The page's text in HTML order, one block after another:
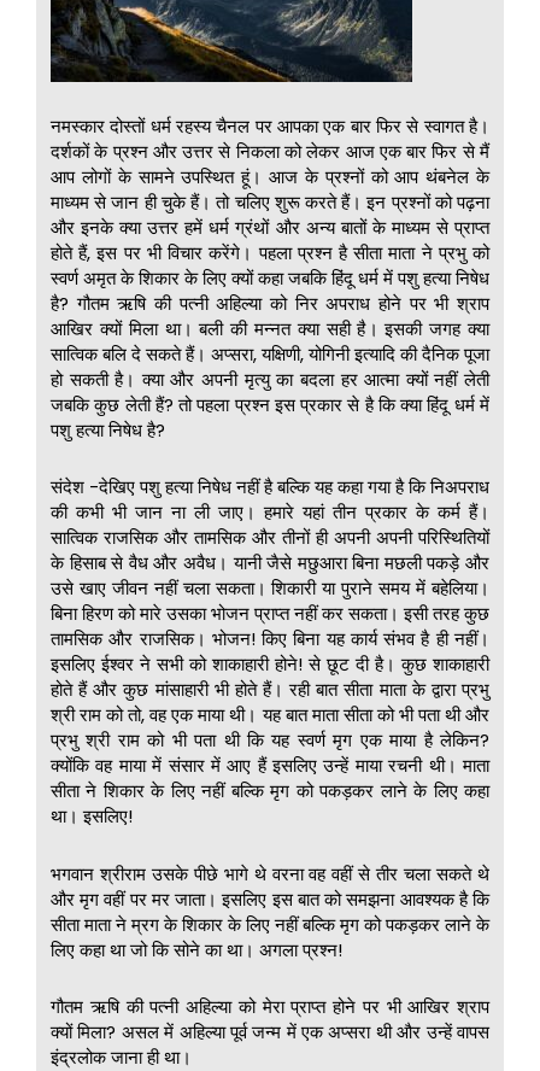
नमस्कार दोस्तों धर्म रहस्य चैनल पर आपका एक बार फिर से स्वागत है।
दर्शकों के प्रश्न और उत्तर से निकला को लेकर आज एक बार फिर से मैं
आप लोगों के सामने उपस्थित हूं। आज के प्रश्नों को आप थंबनेल के
माध्यम से जान ही चुके हैं। तो चलिए शुरू करते हैं। इन प्रश्नों को पढ़ना
और इनके क्या उत्तर हमें धर्म ग्रंथों और अन्य बातों के माध्यम से प्राप्त
होते हैं, इस पर भी विचार करेंगे। पहला प्रश्न है सीता माता ने प्रभु को
स्वर्ण अमृत के शिकार के लिए क्यों कहा जबकि हिंदू धर्म में पशु हत्या निषेध
है? गौतम ऋषि की पत्नी अहिल्या को निर अपराध होने पर भी श्राप
आखिर क्यों मिला था। बली की मन्नत क्या सही है। इसकी जगह क्या
सात्विक बलि दे सकते हैं। अप्सरा, यक्षिणी, योगिनी इत्यादि की दैनिक पूजा
हो सकती है। क्या और अपनी मृत्यु का बदला हर आत्मा क्यों नहीं लेती
जबकि कुछ लेती हैं? तो पहला प्रश्न इस प्रकार से है कि क्या हिंदू धर्म में
पशु हत्या निषेध है?
संदेश -देखिए पशु हत्या निषेध नहीं है बल्कि यह कहा गया है कि निअपराध
की कभी भी जान ना ली जाए। हमारे यहां तीन प्रकार के कर्म हैं।
सात्विक राजसिक और तामसिक और तीनों ही अपनी अपनी परिस्थितियों
के हिसाब से वैध और अवैध। यानी जैसे मछुआरा बिना मछली पकड़े और
उसे खाए जीवन नहीं चला सकता। शिकारी या पुराने समय में बहेलिया।
बिना हिरण को मारे उसका भोजन प्राप्त नहीं कर सकता। इसी तरह कुछ
तामसिक और राजसिक। भोजन! किए बिना यह कार्य संभव है ही नहीं।
इसलिए ईश्वर ने सभी को शाकाहारी होने! से छूट दी है। कुछ शाकाहारी
होते हैं और कुछ मांसाहारी भी होते हैं। रही बात सीता माता के द्वारा प्रभु
श्री राम को तो, वह एक माया थी। यह बात माता सीता को भी पता थी और
प्रभु श्री राम को भी पता थी कि यह स्वर्ण मृग एक माया है लेकिन?
क्योंकि वह माया में संसार में आए हैं इसलिए उन्हें माया रचनी थी। माता
सीता ने शिकार के लिए नहीं बल्कि मृग को पकड़कर लाने के लिए कहा
था। इसलिए!
भगवान श्रीराम उसके पीछे भागे थे वरना वह वहीं से तीर चला सकते थे
और मृग वहीं पर मर जाता। इसलिए इस बात को समझना आवश्यक है कि
सीता माता ने म्रग के शिकार के लिए नहीं बल्कि मृग को पकड़कर लाने के
लिए कहा था जो कि सोने का था। अगला प्रश्न!
गौतम ऋषि की पत्नी अहिल्या को मेरा प्राप्त होने पर भी आखिर श्राप
क्यों मिला? असल में अहिल्या पूर्व जन्म में एक अप्सरा थी और उन्हें वापस
इंद्रलोक जाना ही था।